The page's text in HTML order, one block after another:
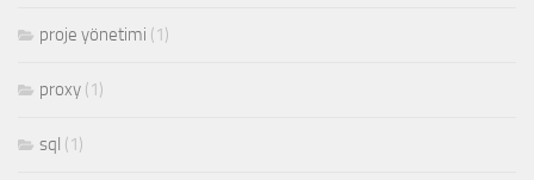
proje yönetimi (1)
proxy (1)
sql (1)